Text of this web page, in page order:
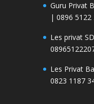
Guru Privat
| 0896 5122
Les privat
Les Privat
0823 1187